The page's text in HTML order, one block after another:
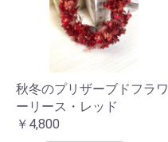
秋冬のプリザーブドフラワ
ーリース・レッド
￥4,800